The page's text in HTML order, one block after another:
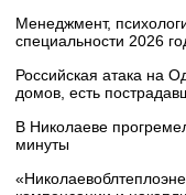
Менеджмент,
специальности 2026
Российская атака на
домов, есть
В Николаеве
минуты